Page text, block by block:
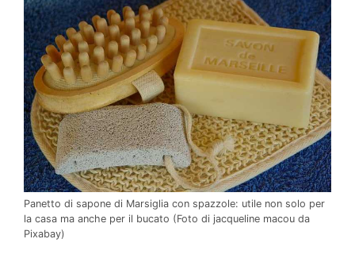
Panetto di sapone di Marsiglia con spazzole: utile non solo per
la casa ma anche per il bucato (Foto di jacqueline macou da
Pixabay)